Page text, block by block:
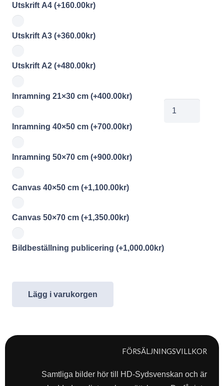
Utskrift A4 (+160.00kr)
Utskrift A3 (+360.00kr)
Utskrift A2 (+480.00kr)
Inramning 21×30 cm (+400.00kr)
Inramning 40×50 cm (+700.00kr)
Inramning 50×70 cm (+900.00kr)
Canvas 40×50 cm (+1,100.00kr)
Canvas 50×70 cm (+1,350.00kr)
Bildbeställning publicering (+1,000.00kr)
Lägg i varukorgen
FÖRSÄLJNINGSVILLKOR
Samtliga bilder hör till HD-Sydsvenskan och är